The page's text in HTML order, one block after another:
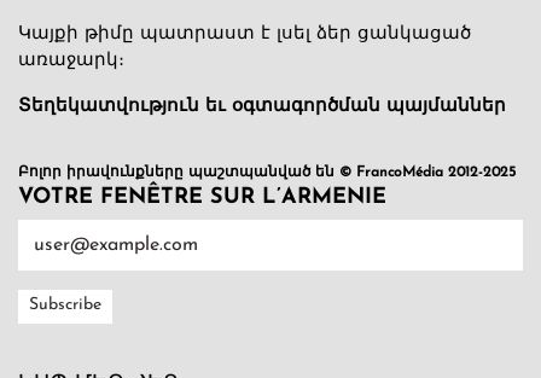
Կայքի թիմը պատրաստ է լսել ձեր ցանկացած
առաջարկ։
Տեղեկատվություն եւ օգտագործման պայմաններ
Բոլոր իրավունքները պաշտպանված են © FrancoMédia 2012-2025
VOTRE FENÊTRE SUR L’ARMENIE